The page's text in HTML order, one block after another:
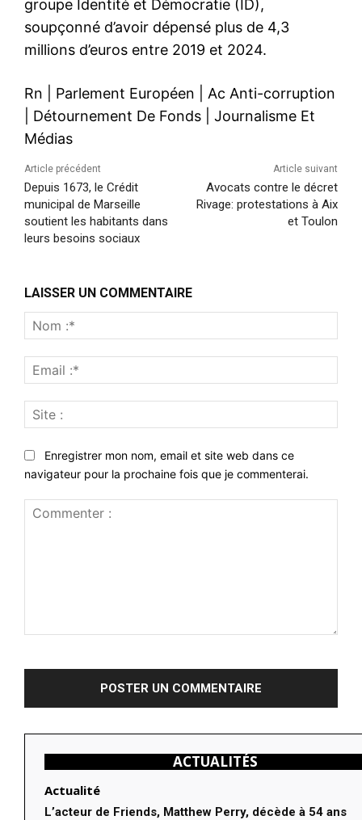
groupe Identité et Démocratie (ID),
soupçonné d’avoir dépensé plus de 4,3
millions d’euros entre 2019 et 2024.
Rn Parlement Européen
Ac Anti-corruption
Détournement De Fonds
Journalisme Et
Médias
Article précédent
Depuis 1673, le Crédit
municipal de Marseille
soutient les habitants dans
leurs besoins sociaux
Article suivant
Avocats contre le décret
Rivage: protestations à Aix
et Toulon
LAISSER UN COMMENTAIRE
:*
:*
:
Enregistrer mon nom, email et site web dans ce
navigateur pour la prochaine fois que je commenterai.
ACTUALITÉS
Actualité
L’acteur de Friends, Matthew Perry, décède à 54 ans